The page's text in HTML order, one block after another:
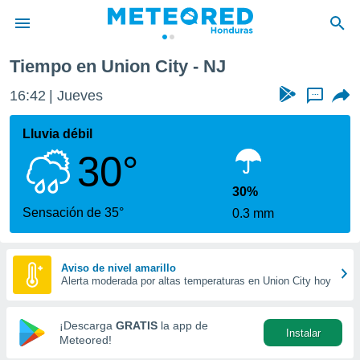
de
ha sido
para
que se
calidad.
a este
las
y
forma
digital
basada
Tiempo en Union City - NJ
16:42 Jueves ...
Lluvia débil
30°
Sensación de 35°
30%
0.3 mm
Aviso de nivel amarillo
Alerta moderada por altas temperaturas en Union City hoy
¡Descarga GRATIS la app de
Meteored!
Instalar